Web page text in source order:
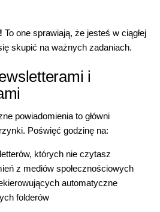
To one sprawiają, że jesteś w ciągłej
skupić na ważnych zadaniach.
i
powiadomienia to główni
Poświęć godzinę na:
których nie czytasz
z mediów społecznościowych
automatyczne
folderów